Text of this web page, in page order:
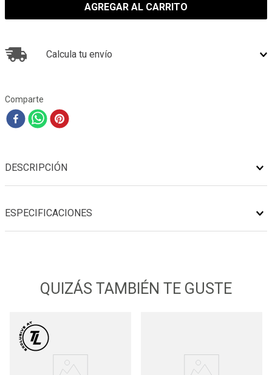
AGREGAR AL CARRITO
Calcula tu envío
Comparte
DESCRIPCIÓN
ESPECIFICACIONES
QUIZÁS TAMBIÉN TE GUSTE